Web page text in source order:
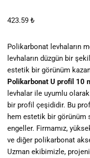
423.59 ₺
Polikarbonat levhaların
levhaların düzgün bir
estetik bir görünüm
Polikarbonat U profil 10
levhalar ile uyumlu olarak
bir profil çeşididir. Bu
hem estetik bir görünüm
engeller. Firmamız,
ve diğer polikarbonat
Uzman ekibimizle,